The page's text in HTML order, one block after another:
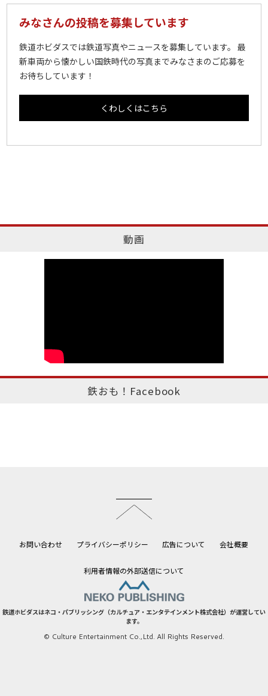
みなさんの投稿を募集しています
鉄道ホビダスでは鉄道写真やニュースを募集しています。 最
新車両から懐かしい国鉄時代の写真までみなさまのご応募を
お待ちしています！
くわしくはこちら
動画
鉄おも！Facebook
お問い合わせ プライバシーポリシー 広告について 会社概要
利用者情報の外部送信について
鉄道ホビダスはネコ・パブリッシング（カルチュア・エンタテインメント株式会社）が運営してい
ます。
© Culture Entertainment Co.,Ltd. All Rights Reserved.